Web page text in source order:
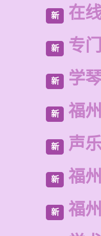
新 在
新 专
新 学
新 福
新 声
新 福
新
福